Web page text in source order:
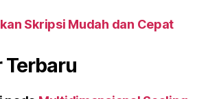
Skripsi Mudah dan Cepat
Terbaru